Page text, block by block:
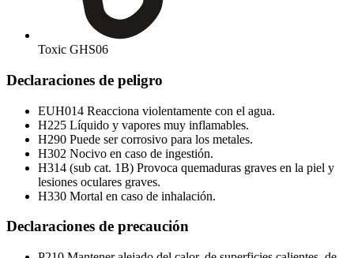
Toxic GHS06
Declaraciones de peligro
EUH014 Reacciona violentamente con el agua.
H225 Líquido y vapores muy inflamables.
H290 Puede ser corrosivo para los metales.
H302 Nocivo en caso de ingestión.
H314 (sub cat. 1B) Provoca quemaduras graves en la piel y
lesiones oculares graves.
H330 Mortal en caso de inhalación.
Declaraciones de precaución